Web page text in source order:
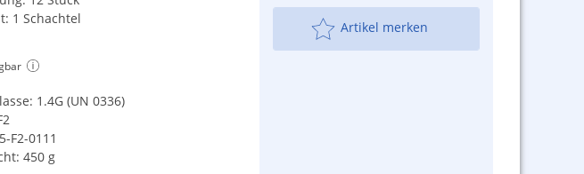
1 Schachtel
1.4G (UN 0336)
F2-0111
450 g
Artikel merken